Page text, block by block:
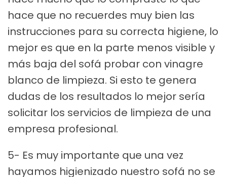
hace que no recuerdes muy bien las
instrucciones para su correcta higiene, lo
mejor es que en la parte menos visible y
más baja del sofá probar con vinagre
blanco de limpieza. Si esto te genera
dudas de los resultados lo mejor sería
solicitar los servicios de limpieza de una
empresa profesional.
5- Es muy importante que una vez
hayamos higienizado nuestro sofá no se